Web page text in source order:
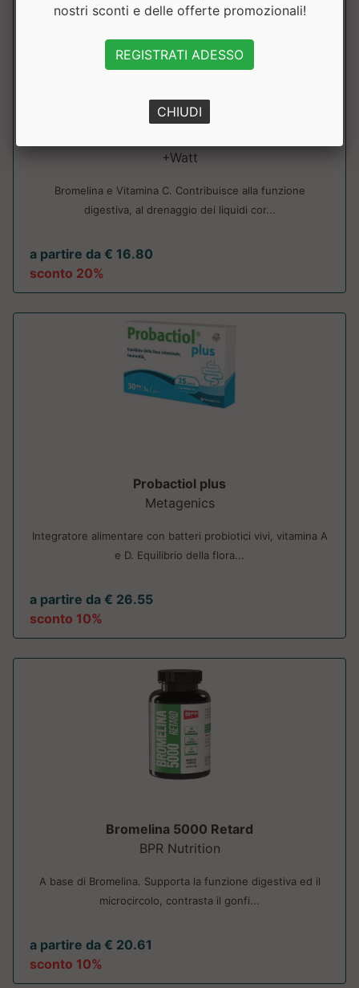
+Watt
Bromelina e Vitamina C. Contribuisce alla funzione
digestiva, al drenaggio dei liquidi cor...
a partire da € 16.80
sconto 20%
Probactiol plus
Metagenics
Integratore alimentare con batteri probiotici vivi, vitamina A
e D. Equilibrio della flora...
a partire da € 26.55
sconto 10%
Bromelina 5000 Retard
BPR Nutrition
A base di Bromelina. Supporta la funzione digestiva ed il
microcircolo, contrasta il gonfi...
a partire da € 20.61
sconto 10%
nostri sconti e delle offerte promozionali!
REGISTRATI ADESSO
CHIUDI